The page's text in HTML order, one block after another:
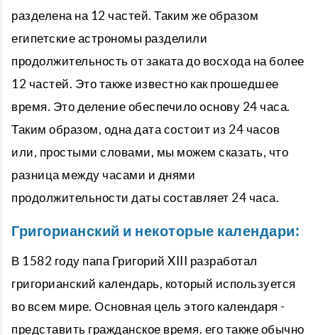
разделена на 12 частей. Таким же образом
египетские астрономы разделили
продолжительность от заката до восхода на более
12 частей. Это также известно как прошедшее
время. Это деление обеспечило основу 24 часа.
Таким образом, одна дата состоит из 24 часов
или, простыми словами, мы можем сказать, что
разница между часами и днями
продолжительности даты составляет 24 часа.
Григорианский и некоторые календари:
В 1582 году папа Григорий XIII разработал
григорианский календарь, который используется
во всем мире. Основная цель этого календаря -
представить гражданское время. его также обычно